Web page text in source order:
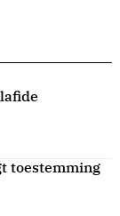
toestemming